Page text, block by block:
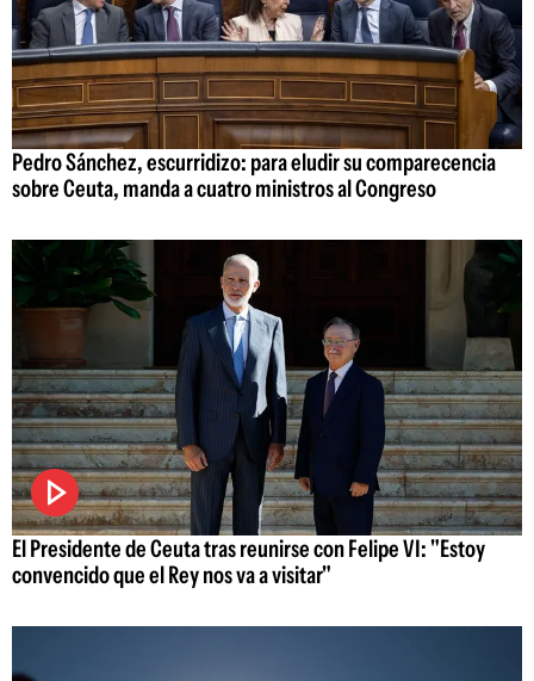
Pedro Sánchez, escurridizo: para eludir su comparecencia
sobre Ceuta, manda a cuatro ministros al Congreso
El Presidente de Ceuta tras reunirse con Felipe VI: "Estoy
convencido que el Rey nos va a visitar"